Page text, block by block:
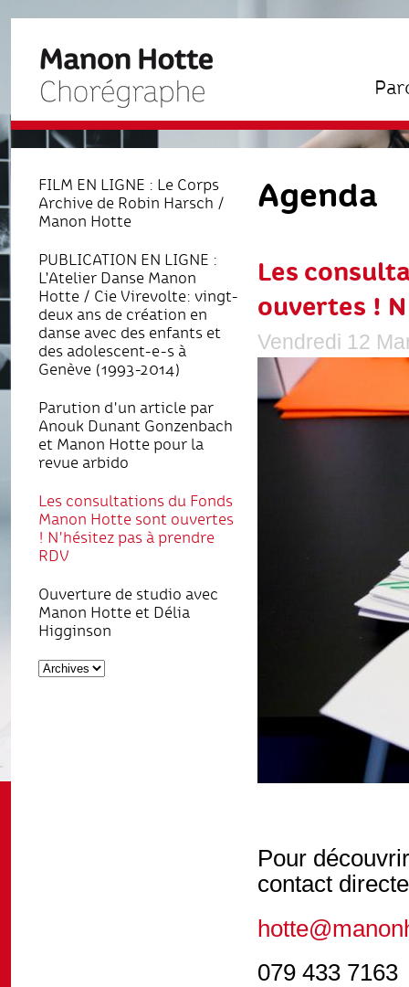
FILM EN LIGNE : Le Corps
Archive de Robin Harsch /
Manon Hotte
PUBLICATION EN LIGNE :
L’Atelier Danse Manon
Hotte / Cie Virevolte: vingt-
deux ans de création en
danse avec des enfants et
des adolescent-e-s à
Genève (1993-2014)
Parution d'un article par
Anouk Dunant Gonzenbach
et Manon Hotte pour la
revue arbido
Les consultations du Fonds
Manon Hotte sont ouvertes
! N'hésitez pas à prendre
RDV
Ouverture de studio avec
Manon Hotte et Délia
Higginson
Agenda
Les
ouvertes !
Vendredi 12
Pour
contact
079 433 7163